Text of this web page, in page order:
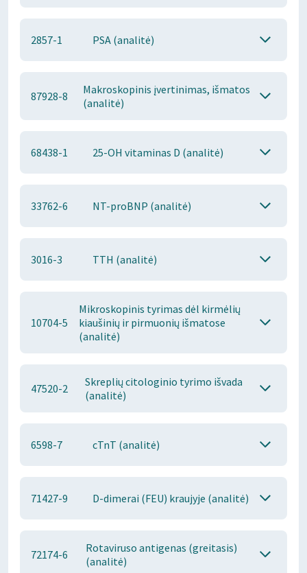
2857-1 PSA (analitė)
87928-8
Makroskopinis įvertinimas, išmatos
(analitė)
68438-1 25-OH vitaminas D (analitė)
33762-6 NT-proBNP (analitė)
3016-3 TTH (analitė)
10704-5
Mikroskopinis tyrimas dėl kirmėlių
kiaušinių ir pirmuonių išmatose
(analitė)
47520-2
Skreplių citologinio tyrimo išvada
(analitė)
6598-7 cTnT (analitė)
71427-9 D-dimerai (FEU) kraujyje (analitė)
72174-6
Rotaviruso antigenas (greitasis)
(analitė)